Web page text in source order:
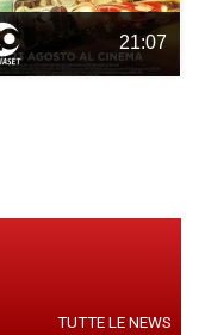
21:07
TUTTE LE NEWS